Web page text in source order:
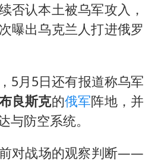
否认本土被乌军攻入，
曝出乌克兰人打进俄罗
5月5日还有报道称乌军
良斯克的俄军阵地，并
与防空系统。
对战场的观察判断——